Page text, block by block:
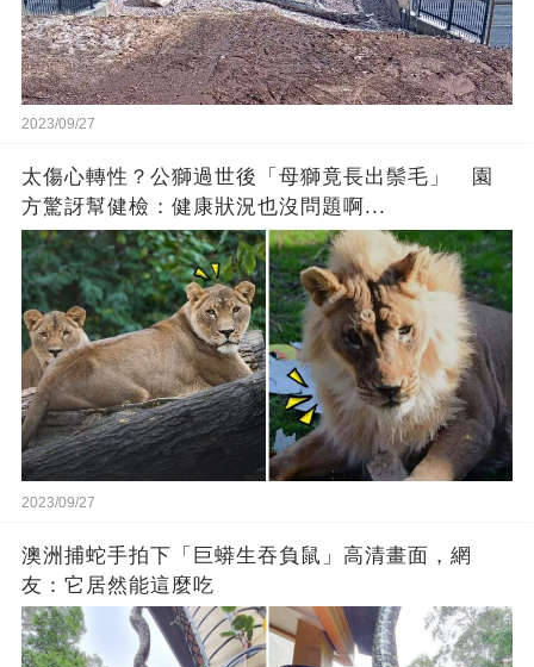
2023/09/27
太傷心轉性？公獅過世後「母獅竟長出鬃毛」 園
方驚訝幫健檢：健康狀況也沒問題啊...
2023/09/27
澳洲捕蛇手拍下「巨蟒生吞負鼠」高清畫面，網
友：它居然能這麼吃